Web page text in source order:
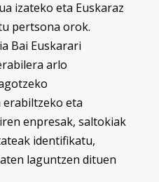
izateko eta Euskaraz
pertsona orok.
Bai Euskarari
arlo
eta
enpresak, saltokiak
identifikatu,
laguntzen dituen